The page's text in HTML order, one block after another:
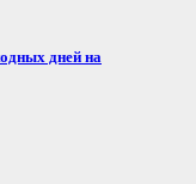
дней на